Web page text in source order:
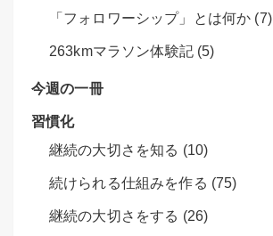
「フォロワーシップ」とは何か (7)
263kmマラソン体験記 (5)
今週の一冊
習慣化
継続の大切さを知る (10)
続けられる仕組みを作る (75)
継続の大切さをする (26)